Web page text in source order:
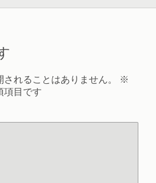
れることはありません。
※
項目です